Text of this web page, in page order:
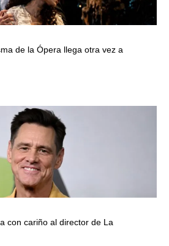
de la Ópera llega otra vez a
con cariño al director de La